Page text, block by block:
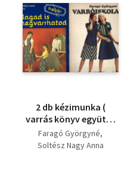
Természettudomány
Történelem
Vallás
2 db kézimunka (
varrás könyv együtt )
1. Varróiskola, 2.
Magad is
Faragó Györgyné
Soltész Nagy Anna